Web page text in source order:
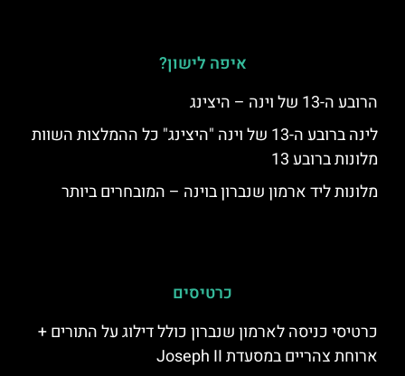
איפה לישון?
הרובע ה-13 של וינה – היצינג
לינה ברובע ה-13 של וינה "היצינג" כל ההמלצות השוות
מלונות ברובע 13
מלונות ליד ארמון שנברון בוינה – המובחרים ביותר
כרטיסים
כרטיסי כניסה לארמון שנברון כולל דילוג על התורים +
ארוחת צהריים במסעדת Joseph II